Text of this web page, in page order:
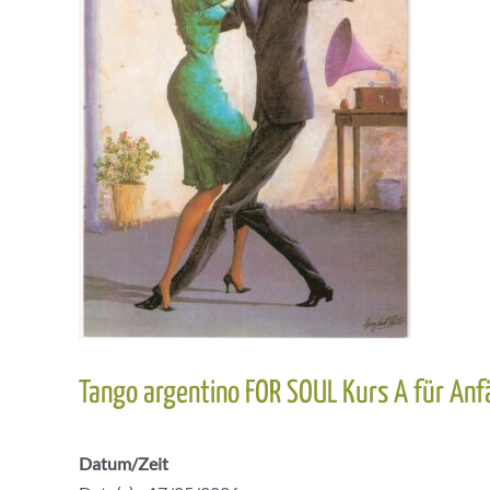
Tango argentino FOR SOUL Kurs A für
Datum/Zeit